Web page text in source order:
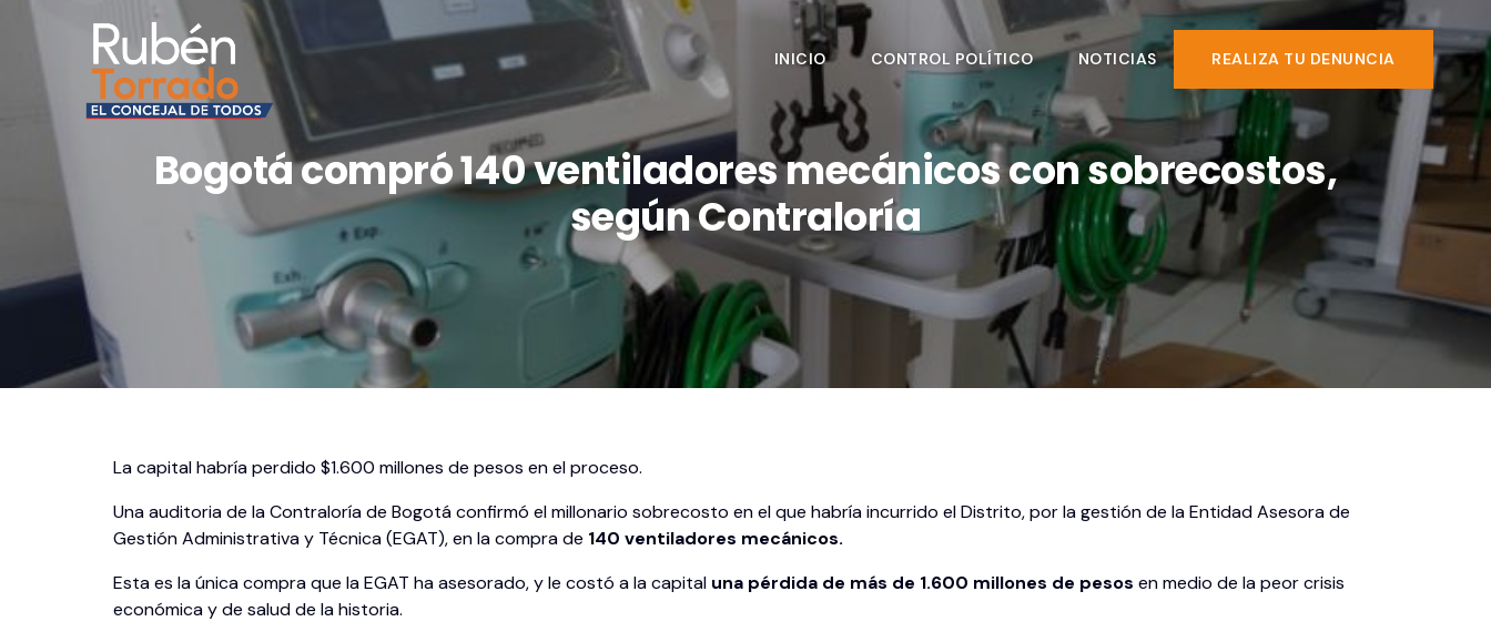
INICIO CONTROL POLÍTICO NOTICIAS REALIZA TU DENUNCIA
Bogotá compró 140 ventiladores mecánicos con sobrecostos,
según Contraloría
La capital habría perdido $1.600 millones de pesos en el proceso.
Una auditoria de la Contraloría de Bogotá confirmó el millonario sobrecosto en el que habría incurrido el Distrito, por la gestión de la Entidad Asesora de
Gestión Administrativa y Técnica (EGAT), en la compra de 140 ventiladores mecánicos.
Esta es la única compra que la EGAT ha asesorado, y le costó a la capital una pérdida de más de 1.600 millones de pesos en medio de la peor crisis
económica y de salud de la historia.